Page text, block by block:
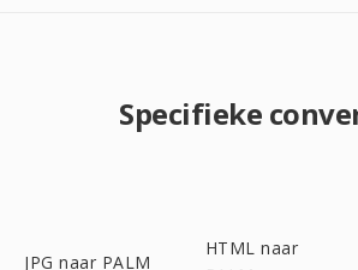
Specifieke
JPG naar PALM
HTML naar